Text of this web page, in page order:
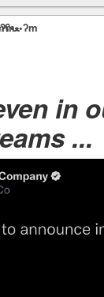
.. ᘛ⁐̤ᕐᐷ bitPickup mʕ•ﻌ•ʔm
in
...